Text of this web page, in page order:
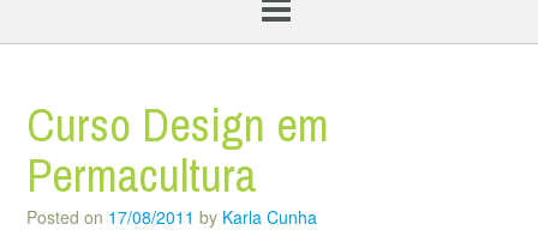
Curso Design em
Permacultura
Posted on 17/08/2011 by Karla Cunha